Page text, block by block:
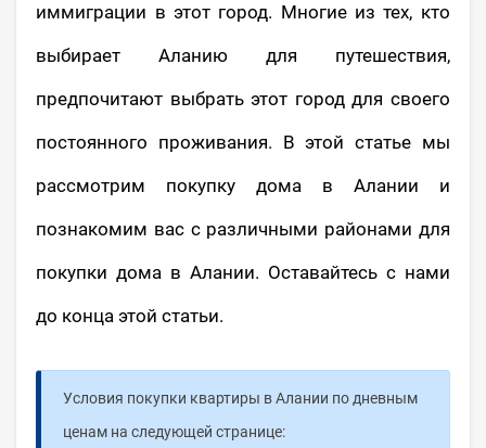
иммиграции в этот город. Многие из тех, кто
выбирает Аланию для путешествия,
предпочитают выбрать этот город для своего
постоянного проживания. В этой статье мы
рассмотрим покупку дома в Алании и
познакомим вас с различными районами для
покупки дома в Алании. Оставайтесь с нами
до конца этой статьи.
Условия покупки квартиры в Алании по дневным
ценам на следующей странице: